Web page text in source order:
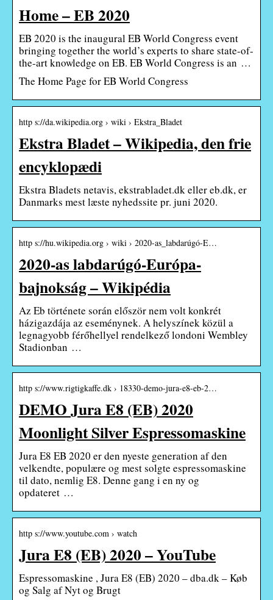
Home – EB 2020
EB 2020 is the inaugural EB World Congress event
bringing together the world’s experts to share state-of-
the-art knowledge on EB. EB World Congress is an …
The Home Page for EB World Congress
http s://da.wikipedia.org › wiki › Ekstra_Bladet
Ekstra Bladet – Wikipedia, den frie
encyklopædi
Ekstra Bladets netavis, ekstrabladet.dk eller eb.dk, er
Danmarks mest læste nyhedssite pr. juni 2020.
http s://hu.wikipedia.org › wiki › 2020-as_labdarúgó-E…
2020-as labdarúgó-Európa-
bajnokság – Wikipédia
Az Eb története során először nem volt konkrét
házigazdája az eseménynek. A helyszínek közül a
legnagyobb férőhellyel rendelkező londoni Wembley
Stadionban …
http s://www.rigtigkaffe.dk › 18330-demo-jura-e8-eb-2…
DEMO Jura E8 (EB) 2020
Moonlight Silver Espressomaskine
Jura E8 EB 2020 er den nyeste generation af den
velkendte, populære og mest solgte espressomaskine
til dato, nemlig E8. Denne gang i en ny og
opdateret …
http s://www.youtube.com › watch
Jura E8 (EB) 2020 – YouTube
Espressomaskine , Jura E8 (EB) 2020 – dba.dk – Køb
og Salg af Nyt og Brugt